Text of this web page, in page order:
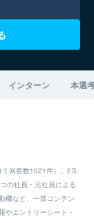
インターン 本選
回答数1021件）。ES
の社員・元社員による
機など、一部コンテン
やエントリーシート・